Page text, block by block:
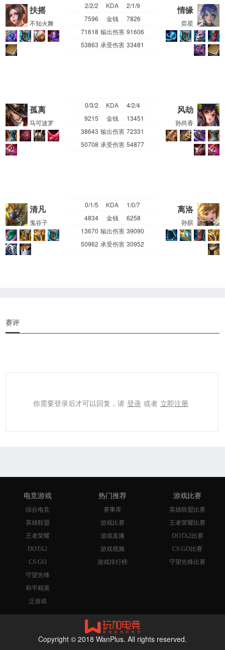
扶摇
不知火舞
2/2/2 KDA
2/1/9
7596
金钱
7826
71618 输出伤害 91606
53863 承受伤害 33481
情缘
弈星
孤离
马可波罗
0/3/2 KDA
4/2/4
9215
金钱
13451
38643 输出伤害 72331
50708 承受伤害 54877
风劫
孙尚香
清凡
鬼谷子
0/1/5 KDA
1/0/7
4834
金钱
6258
13670 输出伤害 39090
50962 承受伤害 30952
离洛
孙膑
赛评
你需要登录后才可以回复，请 登录 或者 立即注册
电竞游戏
综合电竞
英雄联盟
王者荣耀
DOTA2
CS:GO
守望先锋
和平精英
泛游戏
热门推荐
赛事库
游戏比赛
游戏直播
游戏视频
游戏排行榜
游戏比赛
英雄联盟比赛
王者荣耀比赛
DOTA2比赛
CS:GO比赛
守望先锋比赛
Copyright © 2018 WanPlus. All rights reserved.